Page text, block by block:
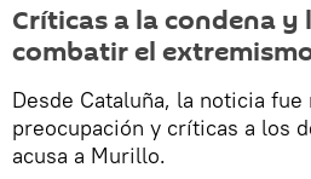
Сríticas a la condena y
combatir el
Desde Cataluña, la noticia
preocupación y críticas a los
acusa a Murillo.